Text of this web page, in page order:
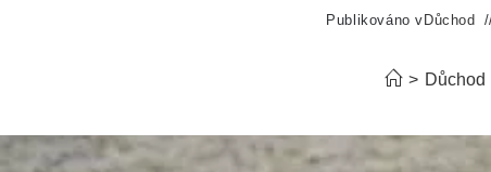
Publikováno v Důchod
> Důchod